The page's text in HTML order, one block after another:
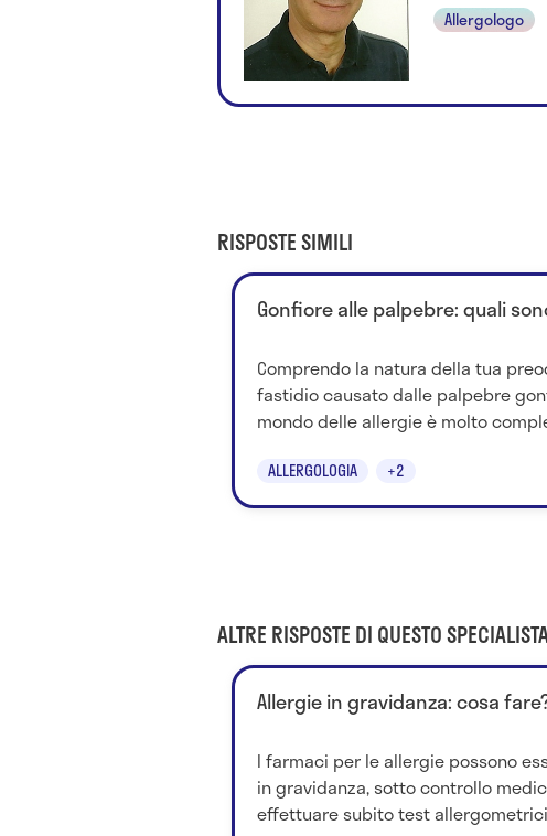
Allergologo
RISPOSTE SIMILI
Gonfiore alle palpebre: quali
Comprendo la natura della tua
fastidio causato dalle palpebre
mondo delle allergie è molto
ALLERGOLOGIA +2
ALTRE RISPOSTE DI QUESTO
Allergie in gravidanza: cosa
I farmaci per le allergie possono
in gravidanza, sotto controllo
effettuare subito test